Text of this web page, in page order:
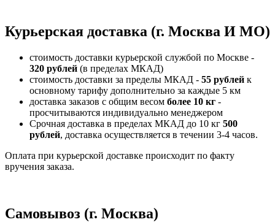
Курьерская доставка (г. Москва И МО)
стоимость доставки курьерской службой по Москве -
320 рублей (в пределах МКАД)
стоимость доставки за пределы МКАД - 55 рублей к
основному тарифу дополнительно за каждые 5 км
доставка заказов с общим весом более 10 кг -
просчитываются индивидуально менеджером
Срочная доставка в пределах МКАД до 10 кг 500
рублей, доставка осуществляется в течении 3-4 часов.
Оплата при курьерской доставке происходит по факту
вручения заказа.
Самовывоз (г. Москва)